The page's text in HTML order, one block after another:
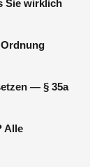
Sie wirklich
— § 35a
Alle